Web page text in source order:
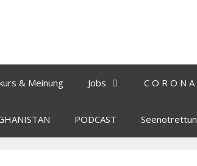
& Meinung Jobs C O R O N A
PODCAST